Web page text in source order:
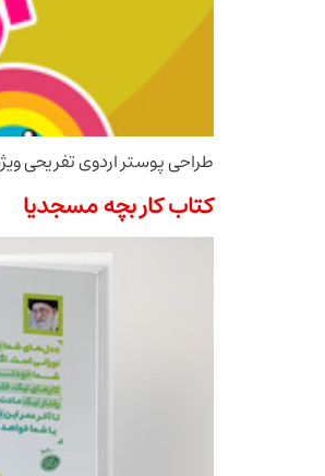
طراحی پوستر اردوی تفریحی
کتاب کار بچه مسجدیا